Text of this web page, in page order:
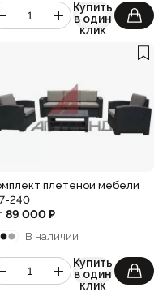
Купить
в один
клик
плетеной мебели
240
89 000₽
В наличии
Купить
в один
клик